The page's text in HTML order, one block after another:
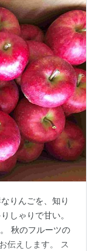
りんごを、知り
しゃりで甘い。
秋のフルーツの
伝えします。 ス